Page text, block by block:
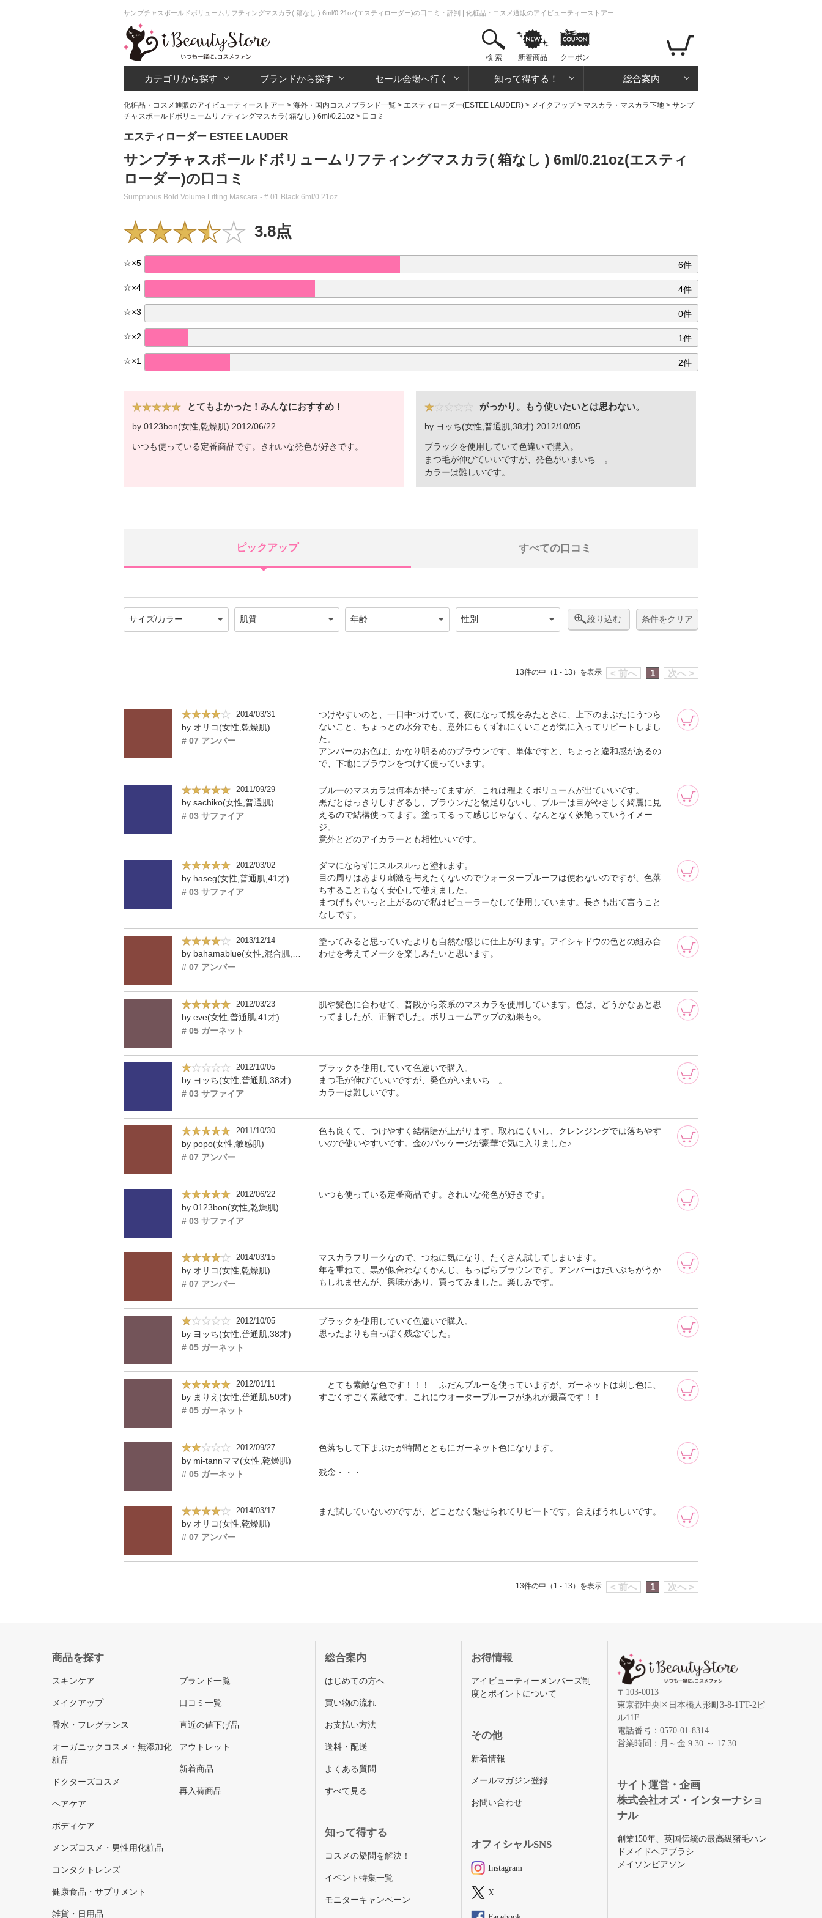
サンプチャスボールドボリュームリフティングマスカラ( 箱なし ) 6ml/0.21oz(エスティローダー)の口コミ・評判 | 化粧品・コスメ通販のアイビューティーストアー
検 索 新着商品 クーポン
カテゴリから探す ブランドから探す セール会場へ行く 知って得する！ 総合案内
化粧品・コスメ通販のアイビューティーストアー > 海外・国内コスメブランド一覧 > エスティローダー(ESTEE LAUDER) > メイクアップ> マスカラ・マスカラ下地 > サンプ
チャスボールドボリュームリフティングマスカラ( 箱なし ) 6ml/0.21oz > 口コミ
エスティローダー ESTEE LAUDER
サンプチャスボールドボリュームリフティングマスカラ( 箱なし ) 6ml/0.21oz(エスティ
ローダー)の口コミ
Sumptuous Bold Volume Lifting Mascara - # 01 Black 6ml/0.21oz
3.8点
☆×5 6件
☆×4 4件
☆×3 0件
☆×2 1件
☆×1 2件
とてもよかった！みんなにおすすめ！
by 0123bon(女性,乾燥肌) 2012/06/22
いつも使っている定番商品です。きれいな発色が好きです。
がっかり。もう使いたいとは思わない。
by ヨッち(女性,普通肌,38才) 2012/10/05
ブラックを使用していて色違いで購入。
まつ毛が伸びていいですが、発色がいまいち…。
カラーは難しいです。
ピックアップ すべての口コミ
絞り込む 条件をクリア
< 前へ 1 次へ >
13件の中（1 - 13）を表示
2014/03/31
by オリコ(女性,乾燥肌)
# 07 アンバー
つけやすいのと、一日中つけていて、夜になって鏡をみたときに、上下のまぶたにうつら
ないこと、ちょっとの水分でも、意外にもくずれにくいことが気に入ってリピートしまし
た。
アンバーのお色は、かなり明るめのブラウンです。単体ですと、ちょっと違和感があるの
で、下地にブラウンをつけて使っています。
2011/09/29
by sachiko(女性,普通肌)
# 03 サファイア
ブルーのマスカラは何本か持ってますが、これは程よくボリュームが出ていいです。
黒だとはっきりしすぎるし、ブラウンだと物足りないし、ブルーは目がやさしく綺麗に見
えるので結構使ってます。塗ってるって感じじゃなく、なんとなく妖艶っていうイメー
ジ。
意外とどのアイカラーとも相性いいです。
2012/03/02
by haseg(女性,普通肌,41才)
# 03 サファイア
ダマにならずにスルスルっと塗れます。
目の周りはあまり刺激を与えたくないのでウォータープルーフは使わないのですが、色落
ちすることもなく安心して使えました。
まつげもぐいっと上がるので私はビューラーなして使用しています。長さも出て言うこと
なしです。
2013/12/14
by bahamablue(女性,混合肌,49才)
# 07 アンバー
塗ってみると思っていたよりも自然な感じに仕上がります。アイシャドウの色との組み合
わせを考えてメークを楽しみたいと思います。
2012/03/23
by eve(女性,普通肌,41才)
# 05 ガーネット
肌や髪色に合わせて、普段から茶系のマスカラを使用しています。色は、どうかなぁと思
ってましたが、正解でした。ボリュームアップの効果も○。
2012/10/05
by ヨッち(女性,普通肌,38才)
# 03 サファイア
ブラックを使用していて色違いで購入。
まつ毛が伸びていいですが、発色がいまいち…。
カラーは難しいです。
2011/10/30
by popo(女性,敏感肌)
# 07 アンバー
色も良くて、つけやすく結構睫が上がります。取れにくいし、クレンジングでは落ちやす
いので使いやすいです。金のパッケージが豪華で気に入りました♪
2012/06/22
by 0123bon(女性,乾燥肌)
# 03 サファイア
いつも使っている定番商品です。きれいな発色が好きです。
2014/03/15
by オリコ(女性,乾燥肌)
# 07 アンバー
マスカラフリークなので、つねに気になり、たくさん試してしまいます。
年を重ねて、黒が似合わなくかんじ、もっぱらブラウンです。アンバーはだいぶちがうか
もしれませんが、興味があり、買ってみました。楽しみです。
2012/10/05
by ヨッち(女性,普通肌,38才)
# 05 ガーネット
ブラックを使用していて色違いで購入。
思ったよりも白っぽく残念でした。
2012/01/11
by まりえ(女性,普通肌,50才)
# 05 ガーネット
とても素敵な色です！！！ ふだんブルーを使っていますが、ガーネットは刺し色に、
すごくすごく素敵です。これにウオータープルーフがあれが最高です！！
2012/09/27
by mi-tannママ(女性,乾燥肌)
# 05 ガーネット
色落ちして下まぶたが時間とともにガーネット色になります。
残念・・・
2014/03/17
by オリコ(女性,乾燥肌)
# 07 アンバー
まだ試していないのですが、どことなく魅せられてリピートです。合えばうれしいです。
< 前へ 1 次へ >
13件の中（1 - 13）を表示
商品を探す
スキンケア
メイクアップ
香水・フレグランス
オーガニックコスメ・無添加化
粧品
ドクターズコスメ
ヘアケア
ボディケア
メンズコスメ・男性用化粧品
コンタクトレンズ
健康食品・サプリメント
雑貨・日用品
ブランド一覧
口コミ一覧
直近の値下げ品
アウトレット
新着商品
再入荷商品
総合案内
はじめての方へ
買い物の流れ
お支払い方法
送料・配送
よくある質問
すべて見る
知って得する
コスメの疑問を解決！
イベント特集一覧
モニターキャンペーン
お得情報
アイビューティーメンバーズ制
度とポイントについて
その他
新着情報
メールマガジン登録
お問い合わせ
オフィシャルSNS
Instagram
X
〒103-0013
東京都中央区日本橋人形町3-8-1TT-2ビ
ル11F
電話番号：0570-01-8314
営業時間：月～金 9:30 ～ 17:30
サイト運営・企画
株式会社オズ・インターナショ
ナル
創業150年、英国伝統の最高級猪毛ハン
ドメイドヘアブラシ
メイソンピアソン